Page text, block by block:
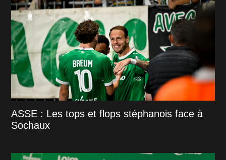
ASSE : Les tops et flops stéphanois face à
Sochaux